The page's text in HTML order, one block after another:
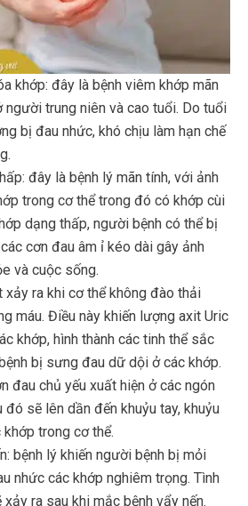
khớp: đây là bệnh viêm khớp mãn
người trung niên và cao tuổi. Do tuổi
bị đau nhức, khó chịu làm hạn chế
đây là bệnh lý mãn tính, với ảnh
trong cơ thể trong đó có khớp cùi
dạng thấp, người bệnh có thể bị
cơn đau âm ỉ kéo dài gây ảnh
và cuộc sống.
xảy ra khi cơ thể không đào thải
máu. Điều này khiến lượng axit Uric
khớp, hình thành các tinh thể sắc
bị sưng đau dữ dội ở các khớp.
đau chủ yếu xuất hiện ở các ngón
đó sẽ lên dần đến khuỷu tay, khuỷu
trong cơ thể.
bệnh lý khiến người bệnh bị mỏi
nhức các khớp nghiêm trọng. Tình
ra sau khi mắc bệnh vẩy nến.